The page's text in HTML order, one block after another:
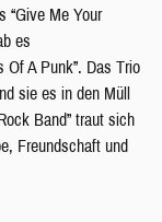
“Give Me Your
es
Of A Punk”. Das Trio
sie es in den Müll
Band” traut sich
Freundschaft und